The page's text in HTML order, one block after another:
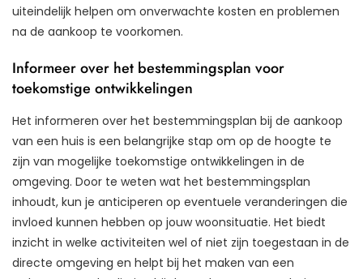
uiteindelijk helpen om onverwachte kosten en problemen
na de aankoop te voorkomen.
Informeer over het bestemmingsplan voor
toekomstige ontwikkelingen
Het informeren over het bestemmingsplan bij de aankoop
van een huis is een belangrijke stap om op de hoogte te
zijn van mogelijke toekomstige ontwikkelingen in de
omgeving. Door te weten wat het bestemmingsplan
inhoudt, kun je anticiperen op eventuele veranderingen die
invloed kunnen hebben op jouw woonsituatie. Het biedt
inzicht in welke activiteiten wel of niet zijn toegestaan in de
directe omgeving en helpt bij het maken van een